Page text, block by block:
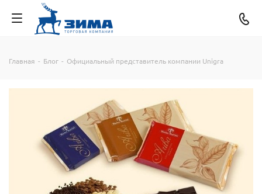
Главная - Блог - Официальный представитель компании Unigra